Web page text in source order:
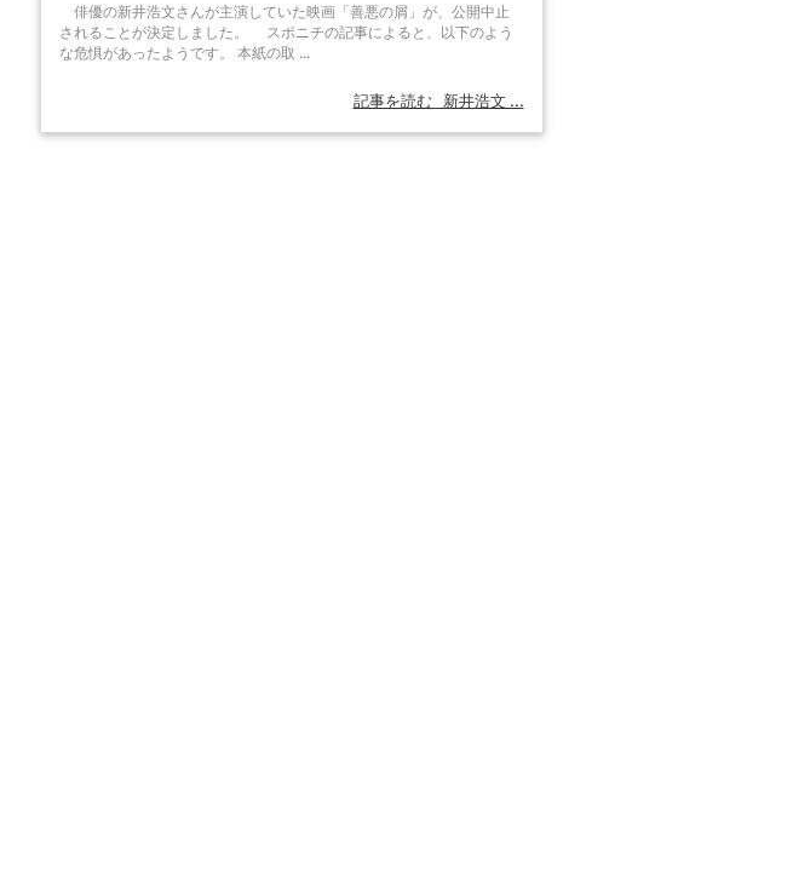
俳優の新井浩文さんが主演していた映画「善悪の屑」が、公開中止
されることが決定しました。 スポニチの記事によると、以下のよう
な危惧があったようです。 本紙の取 ...
記事を読む 新井浩文 ...